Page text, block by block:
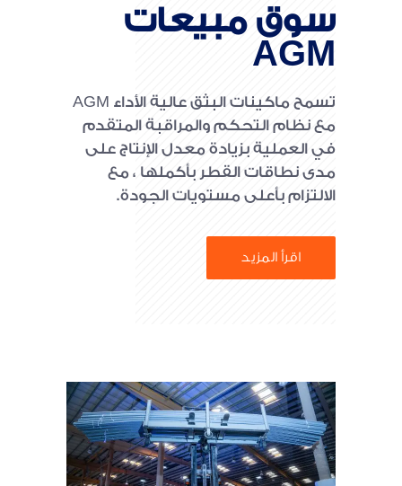
سوق مبيعات
AGM
تسمح ماكينات البثق عالية الأداء AGM
مع نظام التحكم والمراقبة المتقدم
في العملية بزيادة معدل الإنتاج على
مدى نطاقات القطر بأكملها ، مع
الالتزام بأعلى مستويات الجودة.
اقرأ المزيد